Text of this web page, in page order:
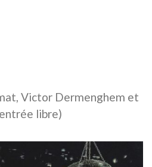
Victor Dermenghem et
libre)